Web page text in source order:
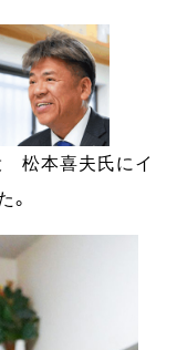
松本喜夫氏にイ
。